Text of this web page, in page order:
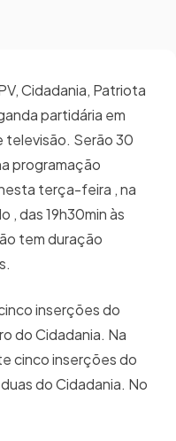
Cidadania, Patriota
partidária em
televisão. Serão 30
programação
terça-feira , na
, das 19h30min às
tem duração
inserções do
do Cidadania. Na
cinco inserções do
do Cidadania. No